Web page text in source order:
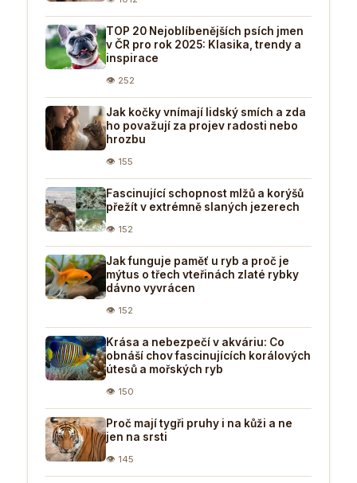
TOP 20 Nejoblíbenějších psích jmen
v ČR pro rok 2025: Klasika, trendy a
inspirace
👁 252
Jak kočky vnímají lidský smích a zda
ho považují za projev radosti nebo
hrozbu
👁 155
Fascinující schopnost mlžů a korýšů
přežít v extrémně slaných jezerech
👁 152
Jak funguje paměť u ryb a proč je
mýtus o třech vteřinách zlaté rybky
dávno vyvrácen
👁 152
Krása a nebezpečí v akváriu: Co
obnáší chov fascinujících korálových
útesů a mořských ryb
👁 150
Proč mají tygři pruhy i na kůži a ne
jen na srsti
👁 145